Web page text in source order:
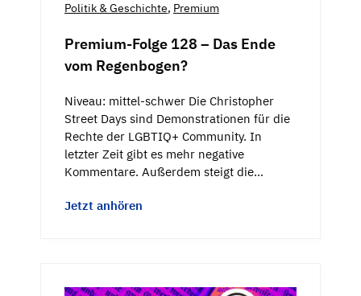
Politik & Geschichte, Premium
Premium-Folge 128 – Das Ende
vom Regenbogen?
Niveau: mittel-schwer Die Christopher
Street Days sind Demonstrationen für die
Rechte der LGBTIQ+ Community. In
letzter Zeit gibt es mehr negative
Kommentare. Außerdem steigt die…
Jetzt anhören